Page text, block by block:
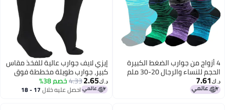
4 أزواج من جوارب الضغط الكبيرة
الحجم للنساء والرجال 20-30 ملم
زئبقي، جوارب سمانة واسعة أفضل
دعم للدورة الدموية، للركض
د.ك‏7.61
إيزي لايف جوارب عالية للفخذ مقاس
كبير، جوارب طويلة مخططة فوق
الركبة، شتوية دافئة، ناعمة جدًا،
طويلة من الصوف المتماسك
د.ك‏2.65
4.33خصم 38%
احصل عليه خلال 17 - 18